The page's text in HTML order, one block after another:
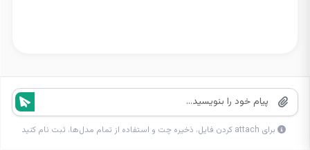
برای attach کردن فایل، ذخیره چت و استفاده از تمام مدل‌ها، ثبت نام کنید